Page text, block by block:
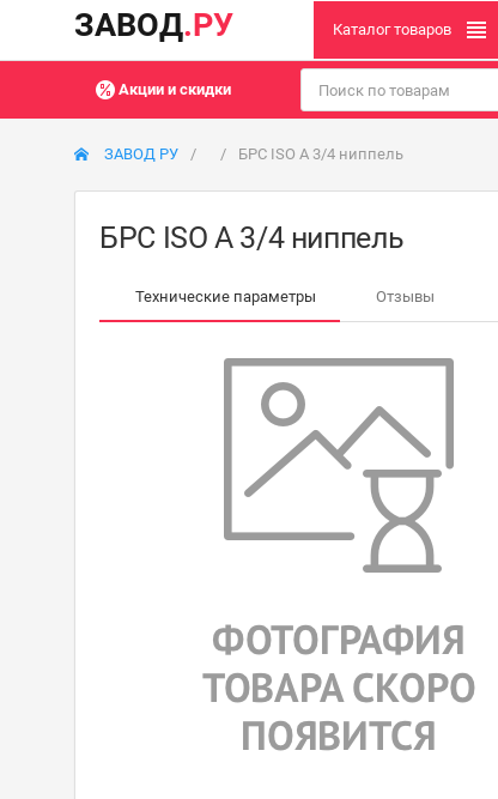
ЗАВОД.РУ Каталог товаров
Акции и скидки
ЗАВОД РУ БРС ISO A 3/4 ниппель
БРС ISO A 3/4 ниппель
Технические параметры Отзывы